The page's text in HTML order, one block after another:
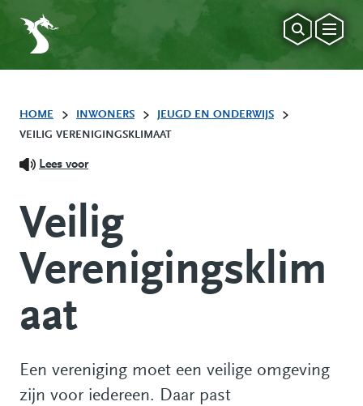
HOME INWONERS
JEUGD EN ONDERWIJS
VEILIG VERENIGINGSKLIMAAT
Lees voor
Veilig
Verenigingsklim
aat
Een vereniging moet een veilige omgeving
zijn voor iedereen. Daar past